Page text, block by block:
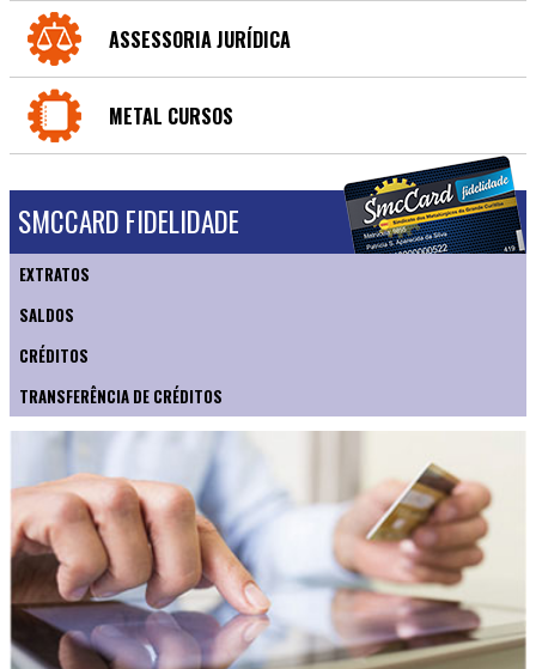
ASSESSORIA JURÍDICA
METAL CURSOS
SMCCARD FIDELIDADE
EXTRATOS
SALDOS
CRÉDITOS
TRANSFERÊNCIA DE CRÉDITOS